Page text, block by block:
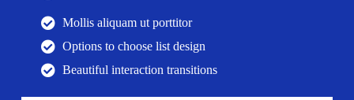
Mollis aliquam ut porttitor
Options to choose list design
Beautiful interaction transitions